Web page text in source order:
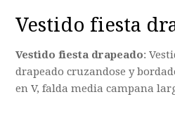
Vestido fiesta
Vestido fiesta drapeado:
drapeado cruzandose y
en V, falda media campana